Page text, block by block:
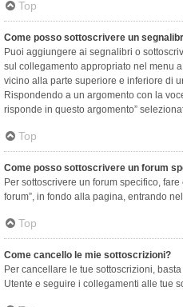
Top
Come posso sottoscrivere un
Puoi aggiungere ai segnalibri o
sul collegamento appropriato nel menu
vicino alla parte superiore e inferiore di
Rispondendo a un argomento con la
risponde in questo argomento”
Top
Come posso sottoscrivere un forum
Per sottoscrivere un forum specifico,
forum”, in fondo alla pagina, entrando
Top
Come cancello le mie sottoscrizioni?
Per cancellare le tue sottoscrizioni,
Utente e seguire i collegamenti alle tue